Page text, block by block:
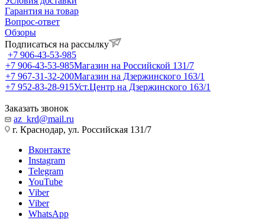
Гарантия на товар
Вопрос-ответ
Обзоры
Подписаться на рассылку
+7 906-43-53-985
+7 906-43-53-985Магазин на Российской 131/7
+7 967-31-32-200Магазин на Дзержинского 163/1
+7 952-83-28-915Уст.Центр на Дзержинского 163/1
Заказать звонок
az_krd@mail.ru
г. Краснодар, ул. Российская 131/7
Вконтакте
Instagram
Telegram
YouTube
Viber
Viber
WhatsApp